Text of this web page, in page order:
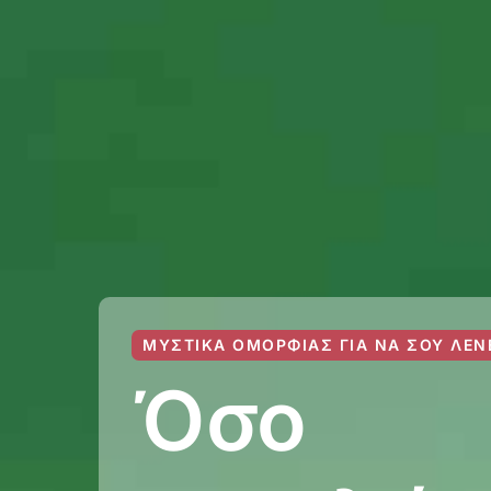
ΜΥΣΤΙΚΆ ΟΜΟΡΦΙΆΣ ΓΙΑ ΝΑ ΣΟΥ
Όσο